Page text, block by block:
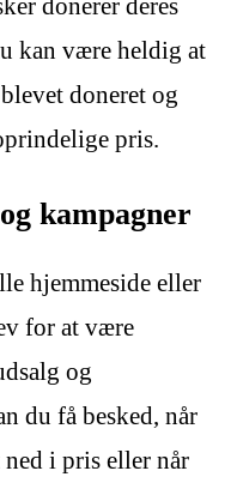
kan være heldig at
doneret og
pris.
kampagner
hjemmeside eller
for at være
og
du få besked, når
i pris eller når